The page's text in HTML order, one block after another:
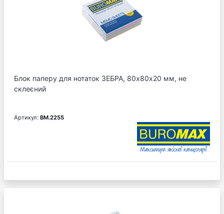
Блок паперу для нотаток ЗЕБРА, 80х80х20 мм, не
склеєний
Артикул: BM.2255